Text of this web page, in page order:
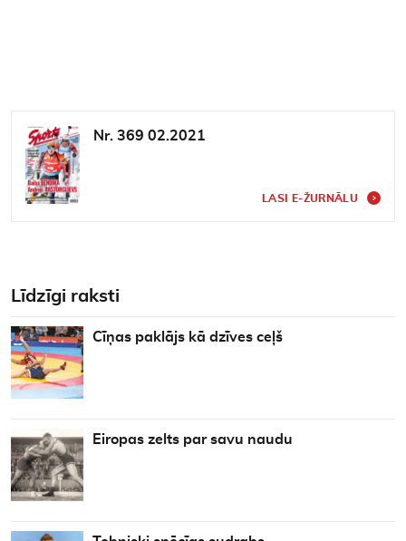
Nr. 369 02.2021
LASI E-ŽURNĀLU
Līdzīgi raksti
Cīņas paklājs kā dzīves ceļš
Eiropas zelts par savu naudu